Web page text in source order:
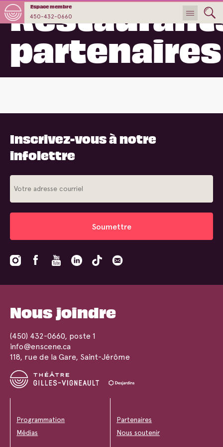
450-432-0660
Espace membre
partenaires
Inscrivez-vous à notre
infolettre
Soumettre
Nous joindre
(450) 432-0660, poste 1
info@enscene.ca
118, rue de la Gare, Saint-Jérôme
Programmation
Médias
Partenaires
Nous soutenir